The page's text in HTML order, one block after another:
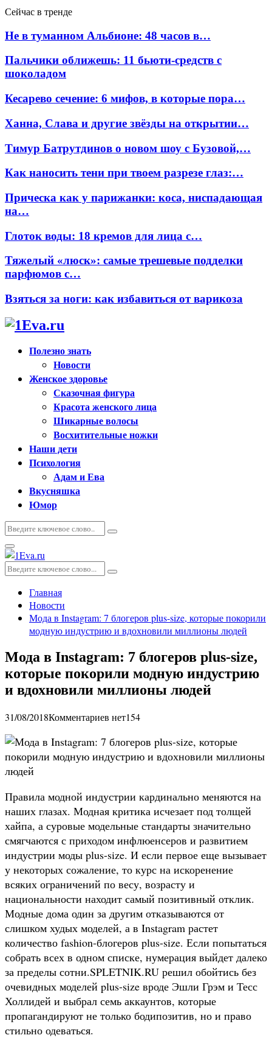
Сейчас в тренде
Не в туманном Альбионе: 48 часов в…
Пальчики оближешь: 11 бьюти-средств с
шоколадом
Кесарево сечение: 6 мифов, в которые пора…
Ханна, Слава и другие звёзды на открытии…
Тимур Батрутдинов о новом шоу с Бузовой,…
Как наносить тени при твоем разрезе глаз:…
Прическа как у парижанки: коса, ниспадающая
на…
Глоток воды: 18 кремов для лица с…
Тяжелый «люск»: самые трешевые подделки
парфюмов с…
Взяться за ноги: как избавиться от варикоза
Полезно знать
Новости
Женское здоровье
Сказочная фигура
Красота женского лица
Шикарные волосы
Восхитительные ножки
Наши дети
Психология
Адам и Ева
Вкусняшка
Юмор
Искать:
Поиск
Основное
меню
Искать:
Поиск
Главная
Новости
Мода в Instagram: 7 блогеров plus-size, которые покорили
модную индустрию и вдохновили миллионы людей
Мода в Instagram: 7 блогеров plus-size,
которые покорили модную индустрию
и вдохновили миллионы людей
31/08/2018Комментариев нет154
Правила модной индустрии кардинально меняются на
наших глазах. Модная критика исчезает под толщей
хайпа, а суровые модельные стандарты значительно
смягчаются с приходом инфлюенсеров и развитием
индустрии моды plus-size. И если первое еще вызывает
у некоторых сожаление, то курс на искоренение
всяких ограничений по весу, возрасту и
национальности находит самый позитивный отклик.
Модные дома один за другим отказываются от
слишком худых моделей, а в Instagram растет
количество fashion-блогеров plus-size. Если попытаться
собрать всех в одном списке, нумерация выйдет далеко
за пределы сотни.SPLETNIK.RU решил обойтись без
очевидных моделей plus-size вроде Эшли Грэм и Тесс
Холлидей и выбрал семь аккаунтов, которые
пропагандируют не только бодипозитив, но и право
стильно одеваться.